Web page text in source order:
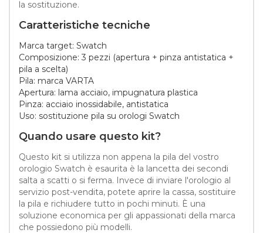
la sostituzione.
Caratteristiche tecniche
Marca target: Swatch
Composizione: 3 pezzi (apertura + pinza antistatica +
pila a scelta)
Pila: marca VARTA
Apertura: lama acciaio, impugnatura plastica
Pinza: acciaio inossidabile, antistatica
Uso: sostituzione pila su orologi Swatch
Quando usare questo kit?
Questo kit si utilizza non appena la pila del vostro
orologio Swatch è esaurita è la lancetta dei secondi
salta a scatti o si ferma. Invece di inviare l'orologio al
servizio post-vendita, potete aprire la cassa, sostituire
la pila e richiudere tutto in pochi minuti. È una
soluzione economica per gli appassionati della marca
che possiedono più modelli.